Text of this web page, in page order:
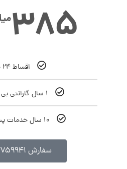
۳۸۵
اقساط ۲۴ ماهه
۱ سال گارانتی بی قید و شرط
۱۰ سال خدمات پس از فروش
سفارش ۰۹۱۲۷۷۵۹۹۴۱